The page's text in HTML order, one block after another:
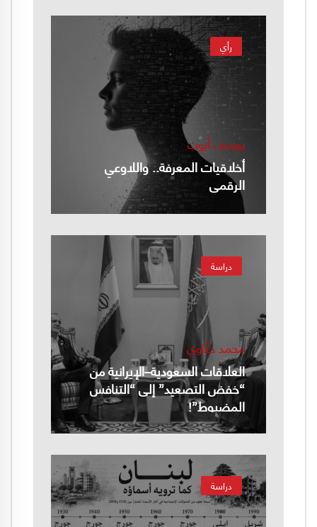
رأي
يوسف أيوب
أخلاقيات المعرفة.. واللاوعي
الرقمي
دراسة
محمد حنّاوي
العلاقات السعودية–الإيرانية من
“خفض التصعيد” إلى “التنافس
المضبوط”!
دراسة